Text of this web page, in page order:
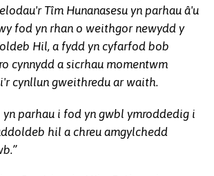
Tîm Hunanasesu yn parhau â'u
fod yn rhan o weithgor newydd y
Hil, a fydd yn cyfarfod bob
cynnydd a sicrhau momentwm
cynllun gweithredu ar waith.
yn parhau i fod yn gwbl ymroddedig i
hil a chreu amgylchedd